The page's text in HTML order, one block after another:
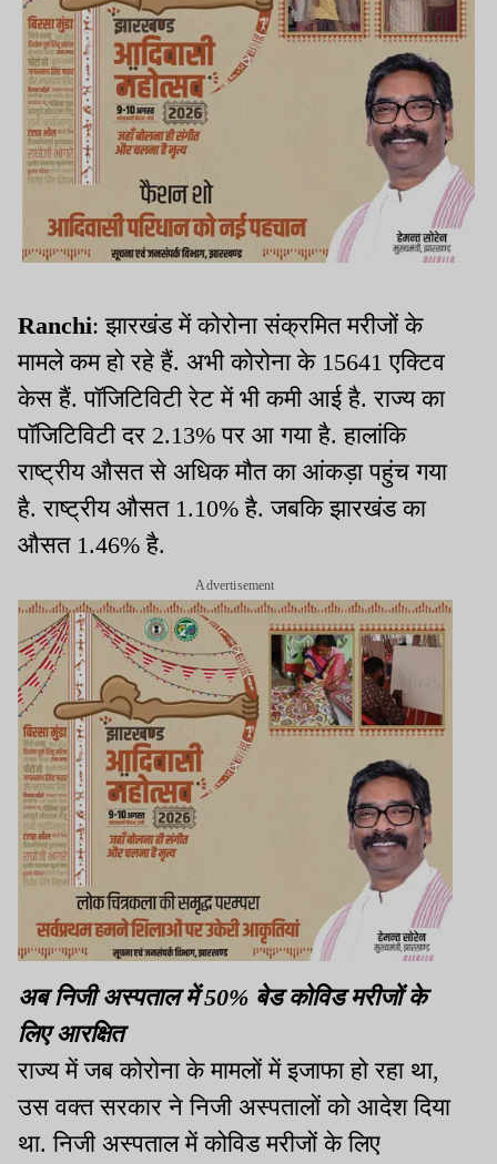
Ranchi: झारखंड में कोरोना संक्रमित मरीजों के
मामले कम हो रहे हैं. अभी कोरोना के 15641 एक्टिव
केस हैं. पॉजिटिविटी रेट में भी कमी आई है. राज्य का
पॉजिटिविटी दर 2.13% पर आ गया है. हालांकि
राष्ट्रीय औसत से अधिक मौत का आंकड़ा पहुंच गया
है. राष्ट्रीय औसत 1.10% है. जबकि झारखंड का
औसत 1.46% है.
Advertisement
अब निजी अस्पताल में 50% बेड कोविड मरीजों के
लिए आरक्षित
राज्य में जब कोरोना के मामलों में इजाफा हो रहा था,
उस वक्त सरकार ने निजी अस्पतालों को आदेश दिया
था. निजी अस्पताल में कोविड मरीजों के लिए